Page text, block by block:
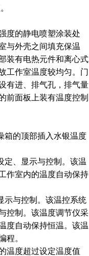
度的静电喷塑涂装处
与外壳之间填充保温
装有电热元件和离心式
工作室温度较均匀。门
有进、排气孔，排气量
前面板上装有温度控制
箱的顶部插入水银温度
定、显示与控制。该温
作室内的温度自动保持
示与控制。该温控系统
控制。该温度调节仪采
度自动保持恒温。该温
程。
温度超过设定温度值